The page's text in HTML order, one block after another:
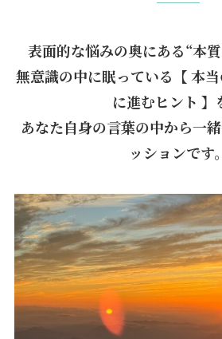
表面的な悩みの奥にある“本質
無意識の中に眠っている【 本
に進むヒント 】
あなた自身の言葉の中から一
ッションです。